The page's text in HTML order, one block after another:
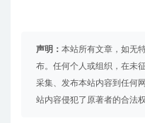
声明： 本站所有文章，如无
布。任何个人或组织，在未
采集、发布本站内容到任何
站内容侵犯了原著者的合法